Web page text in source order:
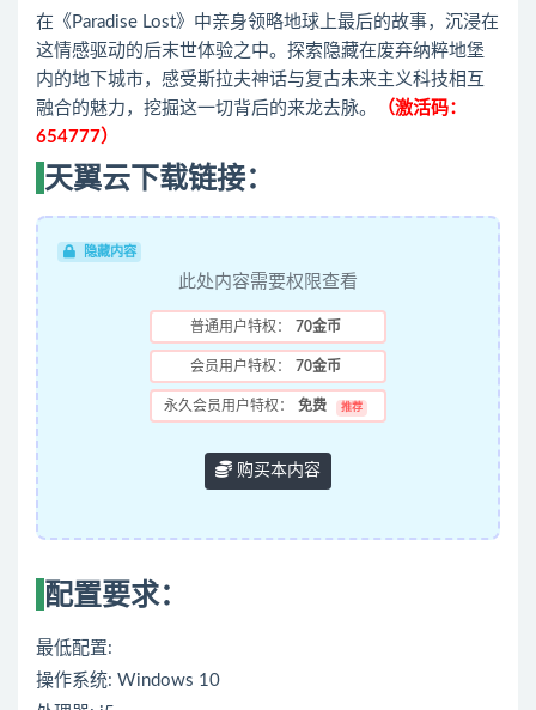
在《Paradise Lost》中亲身领略地球上最后的故事，沉浸在
这情感驱动的后末世体验之中。探索隐藏在废弃纳粹地堡
内的地下城市，感受斯拉夫神话与复古未来主义科技相互
融合的魅力，挖掘这一切背后的来龙去脉。
（激活码：
654777）
天翼云下载链接：
隐藏内容
此处内容需要权限查看
普通用户特权： 70金币
会员用户特权： 70金币
永久会员用户特权： 免费 推荐
购买本内容
配置要求：
最低配置:
操作系统: Windows 10